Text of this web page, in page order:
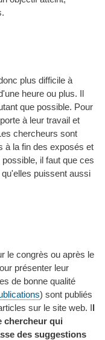
plus difficile à
heure ou plus. Il
que possible. Pour
à leur travail et
chercheurs sont
à la fin des exposés et
il faut que ces
puissent aussi
le congrès ou après le
présenter leur
de bonne qualité
) sont publiés
sur le site web. Il
chercheur qui
des suggestions